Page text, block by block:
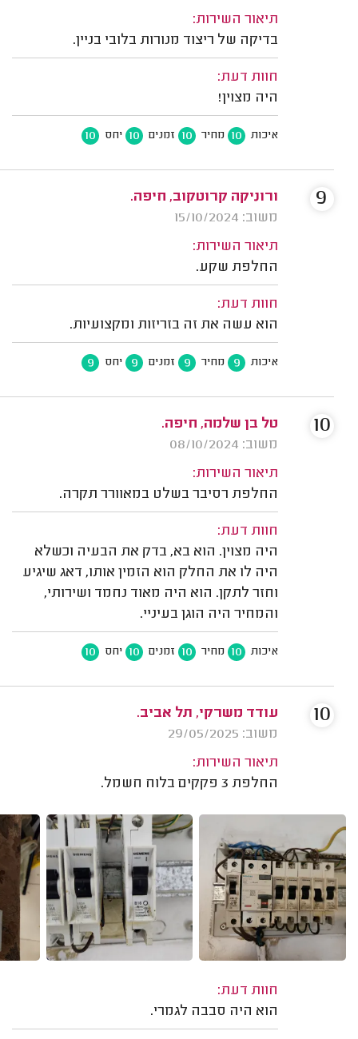
תיאור השירות:
בדיקה של ריצוד מנורות בלובי בניין.
חוות דעת:
היה מצוין!
איכות 10 מחיר 10 זמנים 10 יחס 10
ורוניקה קרוטקוב, חיפה.
משוב: 15/10/2024
תיאור השירות:
החלפת שקע.
חוות דעת:
הוא עשה את זה בזריזות ומקצועיות.
איכות 9 מחיר 9 זמנים 9 יחס 9
9
טל בן שלמה, חיפה.
משוב: 08/10/2024
תיאור השירות:
החלפת רסיבר בשלט במאוורר תקרה.
חוות דעת:
היה מצוין. הוא בא, בדק את הבעיה וכשלא
היה לו את החלק הוא הזמין אותו, דאג שיגיע
וחזר לתקן. הוא היה מאוד נחמד ושירותי,
והמחיר היה הוגן בעיניי.
איכות 10 מחיר 10 זמנים 10 יחס 10
10
עודד משרקי, תל אביב.
משוב: 29/05/2025
תיאור השירות:
החלפת 3 פקקים בלוח חשמל.
חוות דעת:
הוא היה סבבה לגמרי.
10